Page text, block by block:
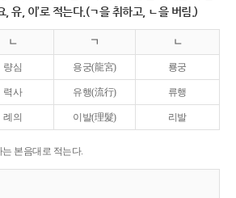
, 유, 이’로 적는다.(ㄱ을 취하고, ㄴ을 버림.)
ㄴ ㄱ ㄴ
량심 용궁(龍宮) 룡궁
력사 유행(流行) 류행
례의 이발(理髮) 리발
본음대로 적는다.